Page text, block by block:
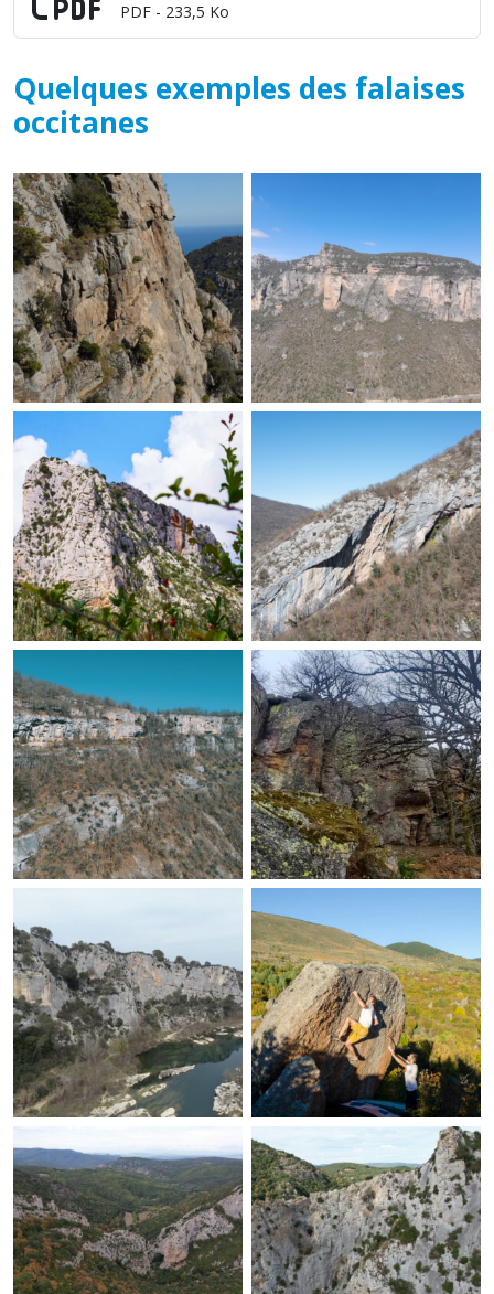
PDF - 233,5 Ko
Quelques exemples des falaises
occitanes